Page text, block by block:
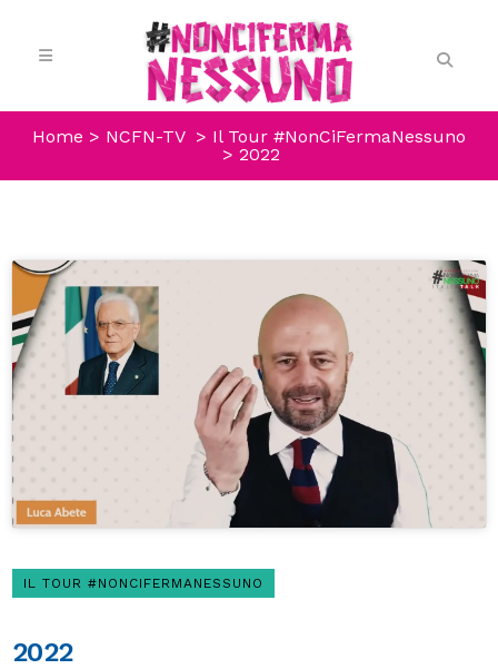
Home > NCFN-TV > Il Tour #NonCiFermaNessuno
>2022
IL TOUR #NONCIFERMANESSUNO
2022